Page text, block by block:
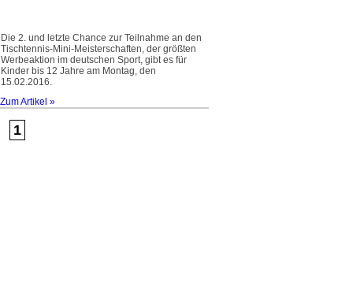
Die 2. und letzte Chance zur Teilnahme an den
Tischtennis-Mini-Meisterschaften, der größten
Werbeaktion im deutschen Sport, gibt es für
Kinder bis 12 Jahre am Montag, den
15.02.2016.
Zum Artikel »
1